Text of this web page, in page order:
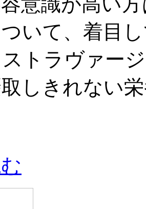
いて、着目
トラヴァー
しきれない